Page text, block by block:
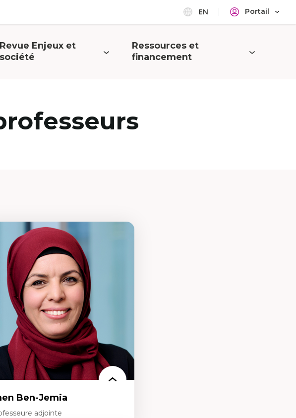
EN Portail
Ouvrir
Revue Enjeux et
société
Ouvrir
Ressources et
financement
Ben-Jemia
adjointe